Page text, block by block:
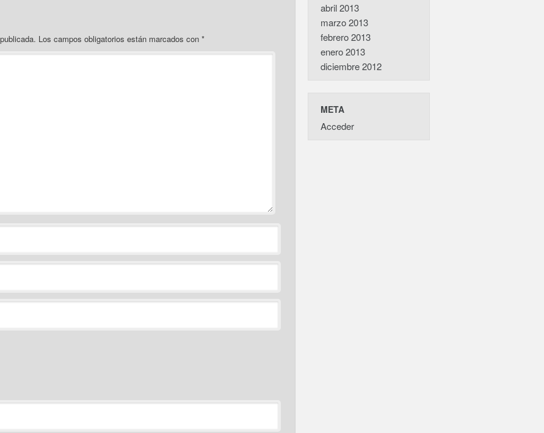
Los campos obligatorios están marcados con*
abril 2013
marzo 2013
febrero 2013
enero 2013
diciembre 2012
META
Acceder